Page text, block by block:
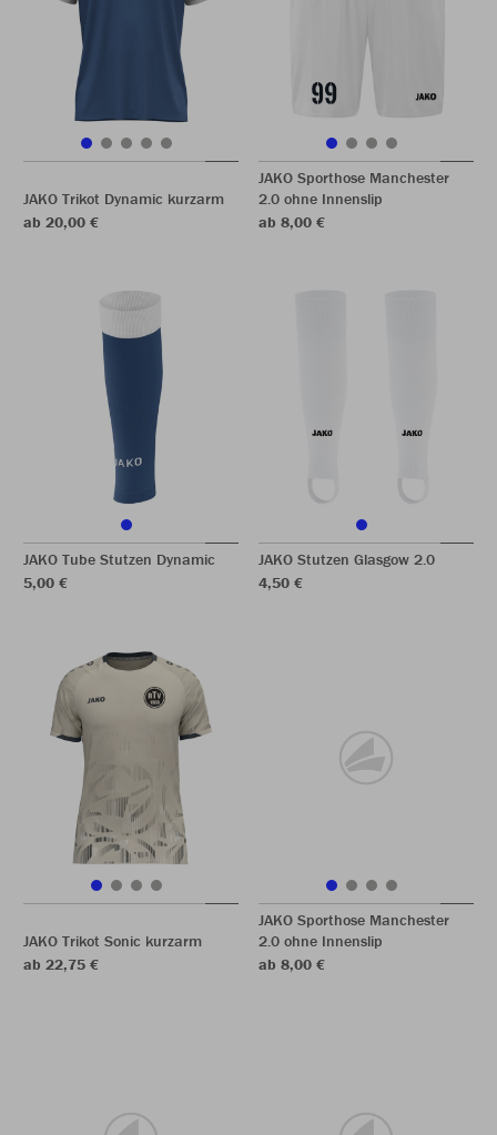
JAKO Trikot Dynamic kurzarm
ab 20,00 €
JAKO Sporthose Manchester
2.0 ohne Innenslip
ab 8,00 €
JAKO Tube Stutzen Dynamic
5,00 €
JAKO Stutzen Glasgow 2.0
4,50 €
JAKO Trikot Sonic kurzarm
ab 22,75 €
JAKO Sporthose Manchester
2.0 ohne Innenslip
ab 8,00 €